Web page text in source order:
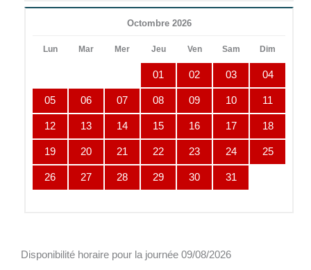
Octombre 2026
Lun Mar Mer Jeu Ven Sam Dim
01 02 03 04
05 06 07 08 09 10 11
12 13 14 15 16 17 18
19 20 21 22 23 24 25
26 27 28 29 30 31
Disponibilité horaire pour la journée 09/08/2026